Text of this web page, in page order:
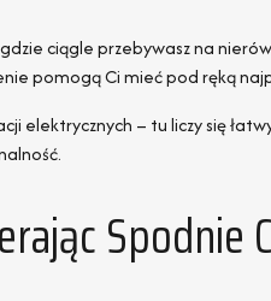
ciągle przebywasz na
pomogą Ci mieć pod ręką
elektrycznych – tu liczy się
Spodnie